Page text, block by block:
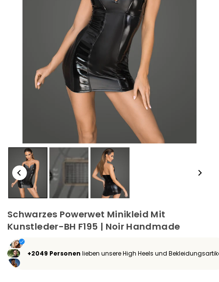
Schwarzes Powerwet Minikleid Mit
Kunstleder-BH F195 | Noir Handmade
+2049 Personen lieben unsere High Heels und